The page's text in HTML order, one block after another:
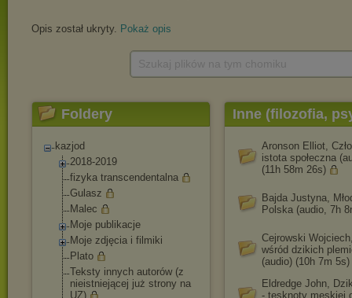
Opis został ukryty. Pokaż opis
Foldery
kazjod
2018-2019
fizyka transcendentalna
Gulasz
Malec
Moje publikacje
Moje zdjęcia i filmiki
Plato
Teksty innych autorów (z
nieistniejącej już strony na
UZ)
Inne (filozofia,
Aronson Elliot,
istota społeczna
(11h 58m 26s)
Bajda Justyna,
Polska (audio, 7h
Cejrowski
wśród dzikich
(audio) (10h 7m 5s)
Eldredge John,
- tęsknoty męskiej